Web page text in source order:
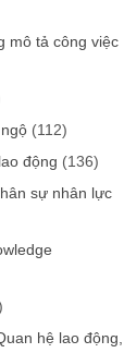
mô tả công việc
(112)
động (136)
sự nhân lực
hệ lao động,